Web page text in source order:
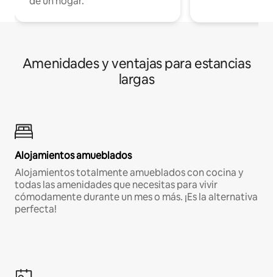
Amenidades y ventajas para estancias
largas
Alojamientos amueblados
Alojamientos totalmente amueblados con cocina y
todas las amenidades que necesitas para vivir
cómodamente durante un mes o más. ¡Es la alternativa
perfecta!